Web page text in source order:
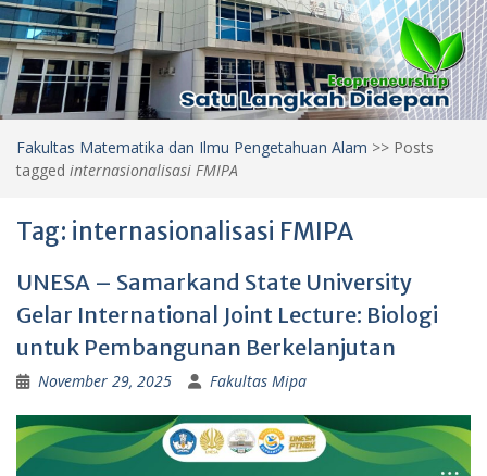
Fakultas Matematika dan Ilmu Pengetahuan Alam >> Posts
tagged internasionalisasi FMIPA
Tag: internasionalisasi FMIPA
UNESA – Samarkand State University
Gelar International Joint Lecture: Biologi
untuk Pembangunan Berkelanjutan
November 29, 2025 Fakultas Mipa